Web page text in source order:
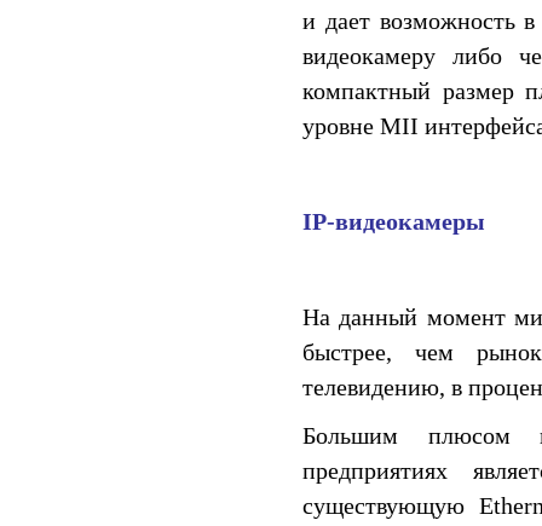
и дает возможность
видеокамеру либо
компактный размер
уровне MII
IP-видеокамеры
На данный момент
быстрее, чем
телевидению, в
Большим плюсом
предприятиях
существующую